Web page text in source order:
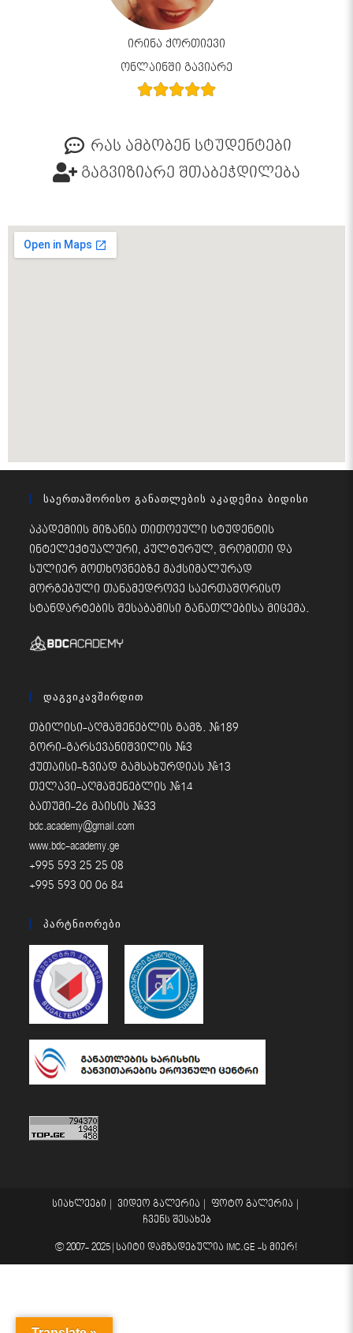
ირინა ქორთიევი
ონლაინში გავიარე
რას ამბობენ სტუდენტები
გაგვიზიარე შთაბეჭდილება
Საერთაშორისო Განათლების Აკადემია Ბიდისი
აკადემიის მიზანია თითოეული სტუდენტის
ინტელექტუალური, კულტურულ, შრომითი და
სულიერ მოთხოვნებზე მაქსიმალურად
მორგებული თანამედროვე საერთაშორისო
სტანდარტების შესაბამისი განათლებისა მიცემა.
Დაგვიკავშირდით
თბილისი-აღმაშენებლის გამზ. #189
გორი-გარსევანიშვილის #3
ქუთაისი-ზვიად გამსახურდიას #13
თელავი-აღმაშენებლის #14
ბათუმი-26 მაისის #33
bdc.academy@gmail.com
www.bdc-academy.ge
+995 593 25 25 08
+995 593 00 06 84
Პარტნიორები
სიახლეები ვიდეო გალერია
ფოტო გალერია
ჩვენს შესახებ
© 2007- 2025 | საიტი დამზადებულია IMC.GE -ს მიერ!